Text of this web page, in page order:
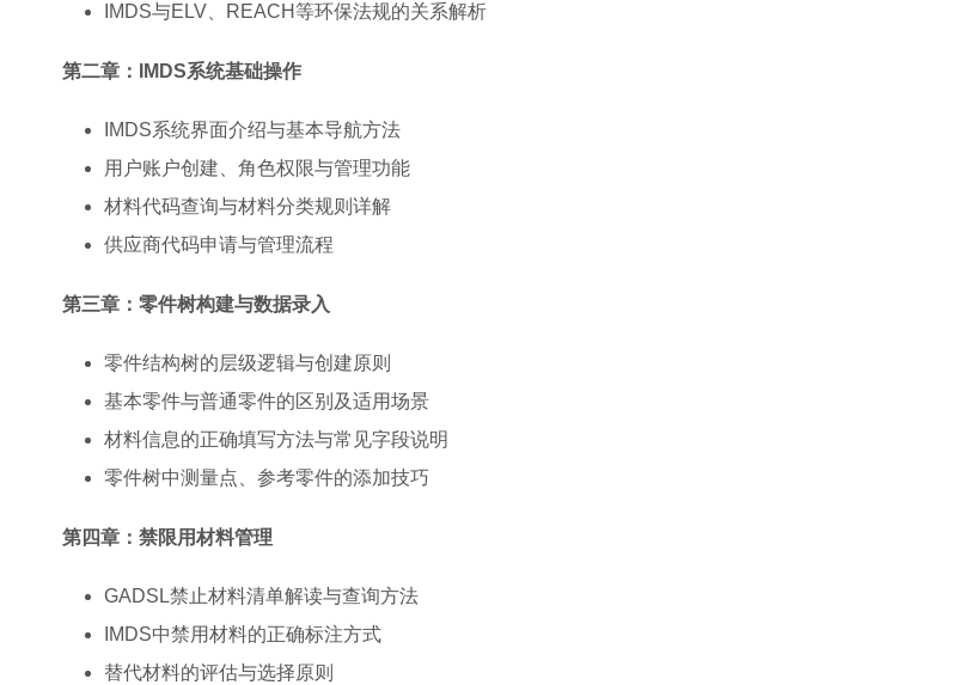
IMDS与ELV、REACH等环保法规的关系解析
第二章：IMDS系统基础操作
IMDS系统界面介绍与基本导航方法
用户账户创建、角色权限与管理功能
材料代码查询与材料分类规则详解
供应商代码申请与管理流程
第三章：零件树构建与数据录入
零件结构树的层级逻辑与创建原则
基本零件与普通零件的区别及适用场景
材料信息的正确填写方法与常见字段说明
零件树中测量点、参考零件的添加技巧
第四章：禁限用材料管理
GADSL禁止材料清单解读与查询方法
IMDS中禁用材料的正确标注方式
替代材料的评估与选择原则